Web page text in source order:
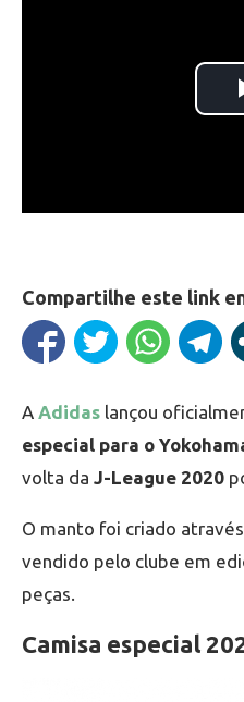
Compartilhe este link
A Adidas lançou
especial para o
volta da J-League 2020
O manto foi criado
vendido pelo clube em
peças.
Camisa especial